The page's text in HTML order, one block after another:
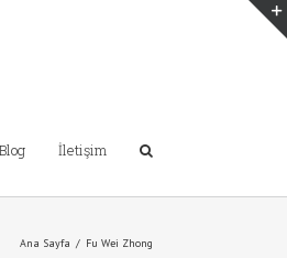
Blog İletişim
Ana Sayfa / Fu Wei Zhong